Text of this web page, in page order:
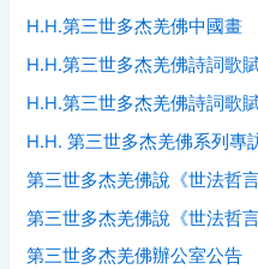
H.H.第三世多杰羌佛中國畫
H.H.第三世多杰羌佛詩詞歌
H.H.第三世多杰羌佛詩詞歌
H.H. 第三世多杰羌佛系列專
第三世多杰羌佛說《世法哲言
第三世多杰羌佛說《世法哲
第三世多杰羌佛辦公室公告